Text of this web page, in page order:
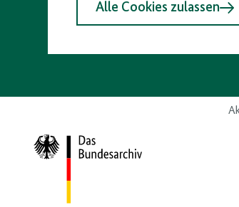
Alle Cookies zulassen
Zur
Startseite